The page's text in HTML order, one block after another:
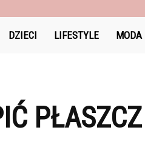
DZIECI LIFESTYLE MODA
PŁASZCZ